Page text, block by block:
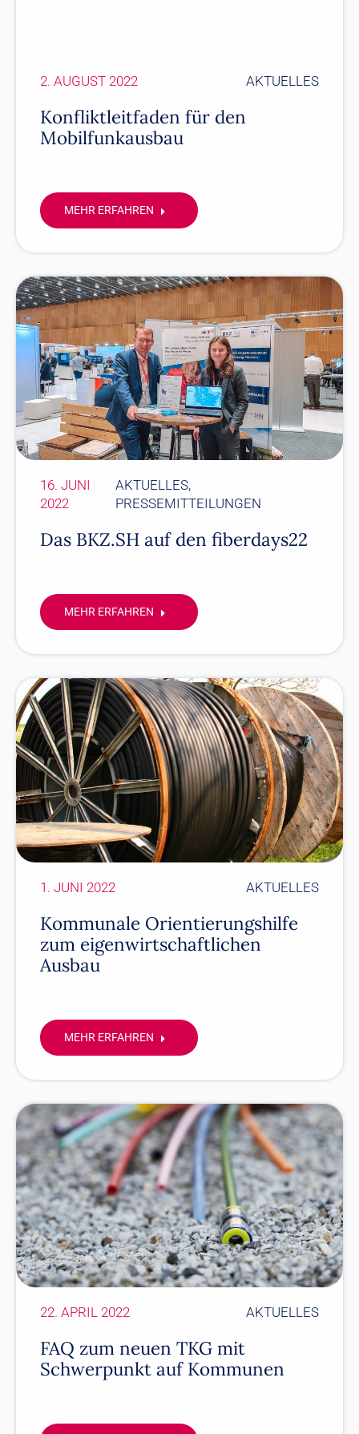
Konfliktleitfaden für den
Mobilfunkausbau
AKTUELLES
2. AUGUST 2022
MEHR ERFAHREN
Das BKZ.SH auf den fiberdays22
AKTUELLES,
PRESSEMITTEILUNGEN
16. JUNI
2022
MEHR ERFAHREN
Kommunale Orientierungshilfe
zum eigenwirtschaftlichen
Ausbau
AKTUELLES
1. JUNI 2022
MEHR ERFAHREN
FAQ zum neuen TKG mit
Schwerpunkt auf Kommunen
AKTUELLES
22. APRIL 2022